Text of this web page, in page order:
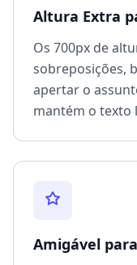
Altura Extra
Os 700px de
sobreposições,
apertar o
mantém o texto
Amigável